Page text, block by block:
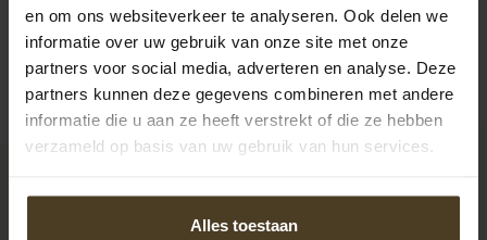
en om ons websiteverkeer te analyseren. Ook delen we
informatie over uw gebruik van onze site met onze
partners voor social media, adverteren en analyse. Deze
partners kunnen deze gegevens combineren met andere
informatie die u aan ze heeft verstrekt of die ze hebben
verzameld op basis van uw gebruik van hun services.
Alles toestaan
9